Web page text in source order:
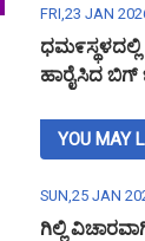
FRI,23 JAN
ಹಾರೈಸಿದ
YOU MAY
SUN,25 JAN
ಗಿಲ್ಲಿ